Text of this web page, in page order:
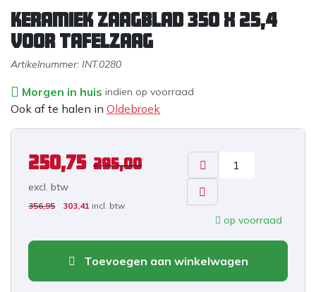
Keramiek zaagblad 350 x 25,4
voor Tafelzaag
Artikelnummer: INT.0280
Morgen in huis indien op voorraad
Ook af te halen in Oldebroek
250,75 295,00
excl. btw
356,95 303,41 incl. btw
op voorraad
Toevoegen aan winkelwagen